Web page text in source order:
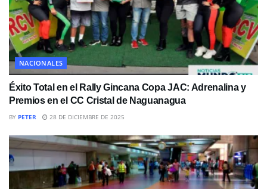
NACIONALES
Éxito Total en el Rally Gincana Copa JAC: Adrenalina y
Premios en el CC Cristal de Naguanagua
BY PETER 28 DE DICIEMBRE DE 2025